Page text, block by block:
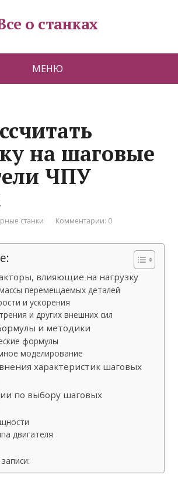
о станках
МЕНЮ
на шаговые
ЧПУ
станки Комментарии: 0
влияющие на нагрузку
перемещаемых деталей
и ускорения
и других внешних сил
и методики
формулы
моделирование
характеристик шаговых
по выбору шаговых
двигателя